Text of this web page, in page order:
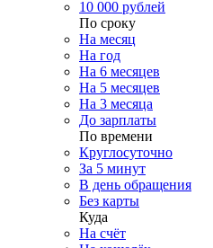
10 000 рублей
По сроку
На месяц
На год
На 6 месяцев
На 5 месяцев
На 3 месяца
До зарплаты
По времени
Круглосуточно
За 5 минут
В день обращения
Без карты
Куда
На счёт